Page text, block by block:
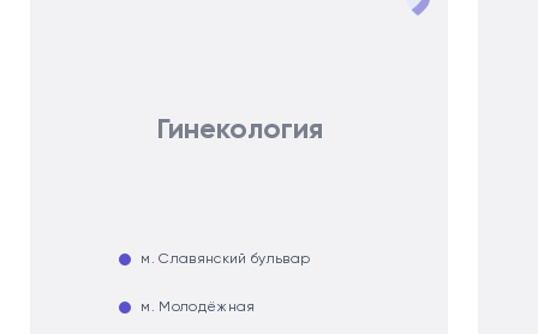
Гинекология
м. Славянский бульвар
м. Молодёжная